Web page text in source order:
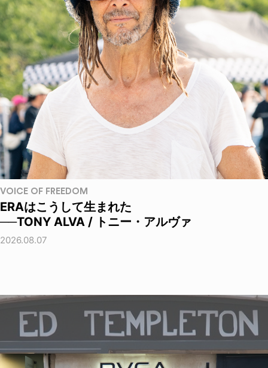
VOICE OF FREEDOM
ERAはこうして生まれた
──TONY ALVA / トニー・アルヴァ
2026.08.07